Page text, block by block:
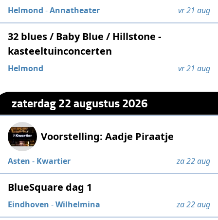
Helmond -Annatheater vr 21 aug
32 blues / Baby Blue / Hillstone -
kasteeltuinconcerten
Helmond vr 21 aug
zaterdag 22 augustus 2026
Voorstelling: Aadje Piraatje
Asten - Kwartier za 22 aug
BlueSquare dag 1
Eindhoven -Wilhelmina za 22 aug